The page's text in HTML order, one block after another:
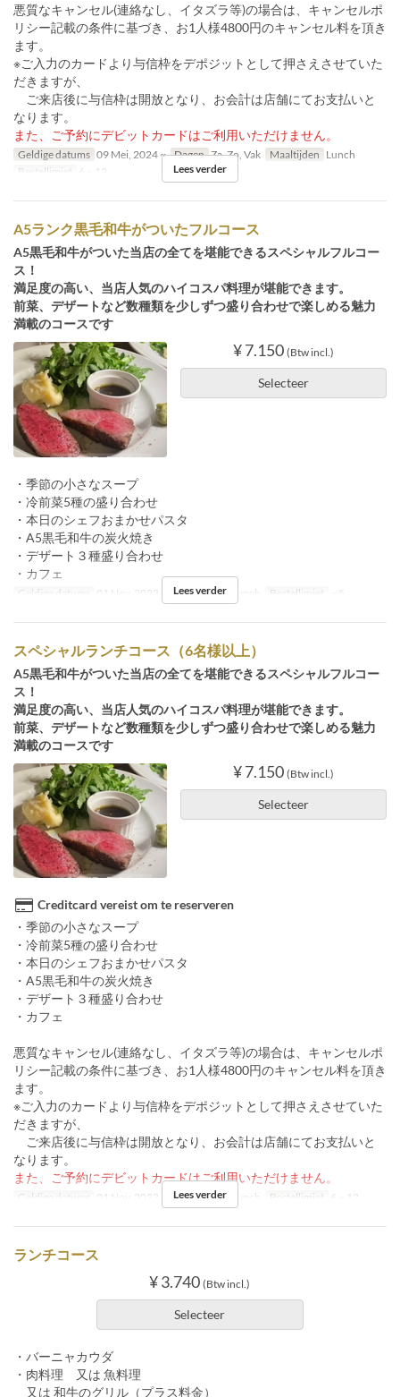
悪質なキャンセル(連絡なし、イタズラ等)の場合は、キャンセルポ
リシー記載の条件に基づき、お1人様4800円のキャンセル料を頂き
ます。
※ご入力のカードより与信枠をデポジットとして押さえさせていた
だきますが、
ご来店後に与信枠は開放となり、お会計は店舗にてお支払いと
なります。
また、ご予約にデビットカードはご利用いただけません。
Geldige datums 09 Mei, 2024 ~ Dagen Za, Zo, Vak Maaltijden Lunch
Bestellimiet
6 ~ 12 Lees verder
A5ランク黒毛和牛がついたフルコース
A5黒毛和牛がついた当店の全てを堪能できるスペシャルフルコー
ス！
満足度の高い、当店人気のハイコスパ料理が堪能できます。
前菜、デザートなど数種類を少しずつ盛り合わせで楽しめる魅力
満載のコースです
¥ 7.150 (Btw incl.)
Selecteer
・季節の小さなスープ
・冷前菜5種の盛り合わせ
・本日のシェフおまかせパスタ
・A5黒毛和牛の炭火焼き
・デザート３種盛り合わせ
・カフェ
Geldige datums 01 Nov, 2023 ~ Maaltijden Lunch Bestellimiet ~ 5
Lees verder
スペシャルランチコース（6名様以上）
A5黒毛和牛がついた当店の全てを堪能できるスペシャルフルコー
ス！
満足度の高い、当店人気のハイコスパ料理が堪能できます。
前菜、デザートなど数種類を少しずつ盛り合わせで楽しめる魅力
満載のコースです
¥ 7.150 (Btw incl.)
Selecteer
Creditcard vereist om te reserveren
・季節の小さなスープ
・冷前菜5種の盛り合わせ
・本日のシェフおまかせパスタ
・A5黒毛和牛の炭火焼き
・デザート３種盛り合わせ
・カフェ
悪質なキャンセル(連絡なし、イタズラ等)の場合は、キャンセルポ
リシー記載の条件に基づき、お1人様4800円のキャンセル料を頂き
ます。
※ご入力のカードより与信枠をデポジットとして押さえさせていた
だきますが、
ご来店後に与信枠は開放となり、お会計は店舗にてお支払いと
なります。
また、ご予約にデビットカードはご利用いただけません。
Geldige datums 01 Nov, 2023 ~ Maaltijden Lunch Bestellimiet 6 ~ 12
Lees verder
ランチコース
¥ 3.740 (Btw incl.)
Selecteer
・バーニャカウダ
・肉料理 又は 魚料理
又は 和牛のグリル（プラス料金）